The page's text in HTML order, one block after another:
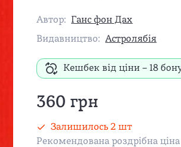
Автор: Ганс фон Дах
Видавництво: Астролябія
Кешбек від ціни – 18
360 грн
Залишилось2 шт
Рекомендована роздрібна ціна